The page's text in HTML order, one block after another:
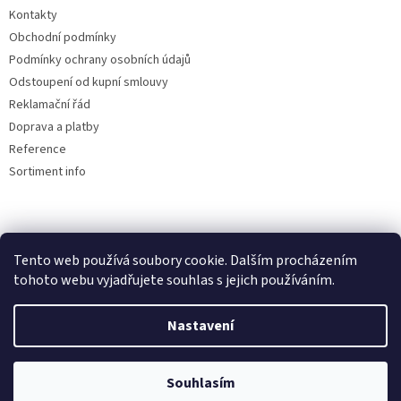
Tento web používá soubory cookie. Dalším procházením
tohoto webu vyjadřujete souhlas s jejich používáním.
Nastavení
Souhlasím
🏖️ DOVOLENÁ 6.8.2026 —
kamenná prodejna uzavřena.
Objednávky přijímáme i během
dovolené, expedice a osobní výdej
proběhnou až po jejím skončení.
Kontakty
Obchodní podmínky
Podmínky ochrany osobních údajů
Odstoupení od kupní smlouvy
Reklamační řád
Doprava a platby
Reference
Sortiment info
Reklamační řád
Vytvořil Shoptet
AUTOdesignPLUS. Všechna práva vyhrazena.